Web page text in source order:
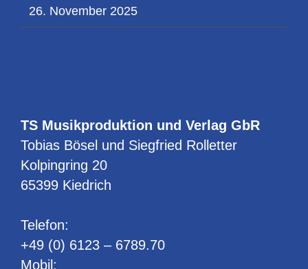
26. November 2025
TS Musikproduktion und Verlag GbR
Tobias Bösel und Siegfried Rolletter
Kolpingring 20
65399 Kiedrich
Telefon:
+49 (0) 6123 – 6789.70
Mobil: